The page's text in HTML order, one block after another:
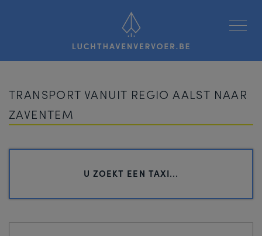
Luchthavenvervoer
TRANSPORT VANUIT REGIO AALST NAAR
ZAVENTEM
U ZOEKT EEN TAXI...